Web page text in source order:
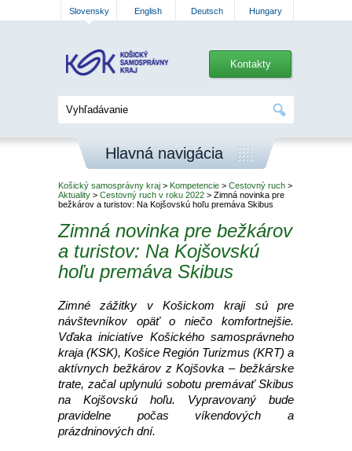
Slovensky English Deutsch Hungary
Kontakty
Hlavná navigácia
Košický samosprávny kraj > Kompetencie > Cestovný ruch >
Aktuality > Cestovný ruch v roku 2022 > Zimná novinka pre
bežkárov a turistov: Na Kojšovskú hoľu premáva Skibus
Zimná novinka pre bežkárov
a turistov: Na Kojšovskú
hoľu premáva Skibus
Zimné zážitky v Košickom kraji sú pre
návštevníkov opäť o niečo komfortnejšie.
Vďaka iniciatíve Košického samosprávneho
kraja (KSK), Košice Región Turizmus (KRT) a
aktívnych bežkárov z Kojšovka – bežkárske
trate, začal uplynulú sobotu premávať Skibus
na Kojšovskú hoľu. Vypravovaný bude
pravidelne počas víkendových a
prázdninových dní.